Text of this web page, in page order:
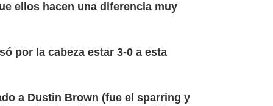
ellos hacen una diferencia muy
por la cabeza estar 3-0 a esta
a Dustin Brown (fue el sparring y